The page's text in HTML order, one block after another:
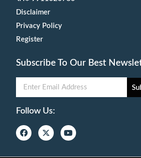
Disclaimer
Privacy Policy
Register
Subscribe To Our Best
Follow Us: